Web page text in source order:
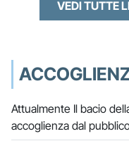
VEDI TUTTE
Attualmente Il bacio
accoglienza dal